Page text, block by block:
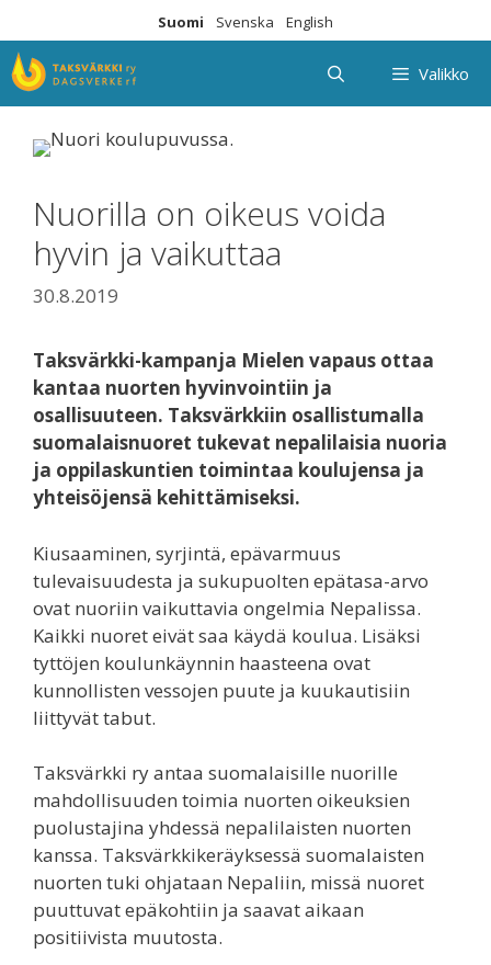
sisältöön
Suomi Svenska English
Valikko
Nuorilla on oikeus voida
hyvin ja vaikuttaa
30.8.2019
Taksvärkki-kampanja Mielen vapaus ottaa
kantaa nuorten hyvinvointiin ja
osallisuuteen. Taksvärkkiin osallistumalla
suomalaisnuoret tukevat nepalilaisia nuoria
ja oppilaskuntien toimintaa koulujensa ja
yhteisöjensä kehittämiseksi.
Kiusaaminen, syrjintä, epävarmuus
tulevaisuudesta ja sukupuolten epätasa-arvo
ovat nuoriin vaikuttavia ongelmia Nepalissa.
Kaikki nuoret eivät saa käydä koulua. Lisäksi
tyttöjen koulunkäynnin haasteena ovat
kunnollisten vessojen puute ja kuukautisiin
liittyvät tabut.
Taksvärkki ry antaa suomalaisille nuorille
mahdollisuuden toimia nuorten oikeuksien
puolustajina yhdessä nepalilaisten nuorten
kanssa. Taksvärkkikeräyksessä suomalaisten
nuorten tuki ohjataan Nepaliin, missä nuoret
puuttuvat epäkohtiin ja saavat aikaan
positiivista muutosta.